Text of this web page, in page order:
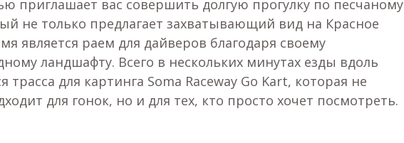
приглашает вас совершить долгую прогулку по песчаному
не только предлагает захватывающий вид на Красное
является раем для дайверов благодаря своему
ландшафту. Всего в нескольких минутах езды вдоль
трасса для картинга Soma Raceway Go Kart, которая не
для гонок, но и для тех, кто просто хочет посмотреть.